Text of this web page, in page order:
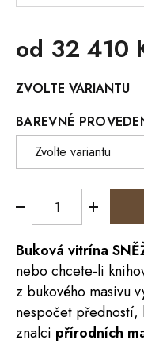
od 32 410
cena:
ZVOLTE VARIANTU
BAREVNÉ
Buková vitrína
nebo chcete-li
z bukového masivu
nespočet předností,
znalci přírodních